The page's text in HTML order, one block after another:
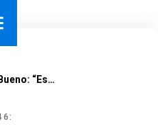
“Es…